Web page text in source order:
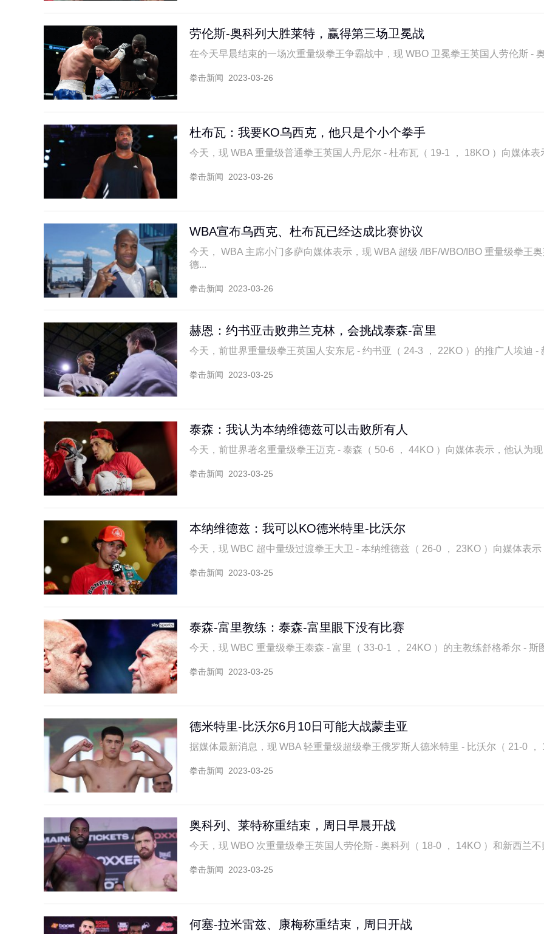
劳伦斯-奥科列大胜莱特，赢得第三场卫冕战
在今天早晨结束的一场次重量级拳王争霸战中，现 WBO 卫冕拳王英国人劳伦斯 -
拳击新闻 2023-03-26
杜布瓦：我要KO乌西克，他只是个小个拳手
今天，现 WBA 重量级普通拳王英国人丹尼尔 - 杜布瓦（ 19-1 ， 18KO ）向媒体表
拳击新闻 2023-03-26
WBA宣布乌西克、杜布瓦已经达成比赛协议
今天， WBA 主席小门多萨向媒体表示，现 WBA 超级 /IBF/WBO/IBO 重量级拳王
德...
拳击新闻 2023-03-26
赫恩：约书亚击败弗兰克林，会挑战泰森-富里
今天，前世界重量级拳王英国人安东尼 - 约书亚（ 24-3 ， 22KO ）的推广人埃迪 -
拳击新闻 2023-03-25
泰森：我认为本纳维德兹可以击败所有人
今天，前世界著名重量级拳王迈克 - 泰森（ 50-6 ， 44KO ）向媒体表示，他认为现
拳击新闻 2023-03-25
本纳维德兹：我可以KO德米特里-比沃尔
今天，现 WBC 超中量级过渡拳王大卫 - 本纳维德兹（ 26-0 ， 23KO ）向媒体表示
拳击新闻 2023-03-25
泰森-富里教练：泰森-富里眼下没有比赛
今天，现 WBC 重量级拳王泰森 - 富里（ 33-0-1 ， 24KO ）的主教练舒格希尔 - 斯
拳击新闻 2023-03-25
德米特里-比沃尔6月10日可能大战蒙圭亚
据媒体最新消息，现 WBA 轻重量级超级拳王俄罗斯人德米特里 - 比沃尔（ 21-0 ，
拳击新闻 2023-03-25
奥科列、莱特称重结束，周日早晨开战
今天，现 WBO 次重量级拳王英国人劳伦斯 - 奥科列（ 18-0 ， 14KO ）和新西兰不
拳击新闻 2023-03-25
何塞-拉米雷兹、康梅称重结束，周日开战